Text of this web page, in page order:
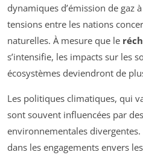
dynamiques d’émission de gaz
tensions entre les nations
naturelles. À mesure que le
s’intensifie, les impacts sur les
écosystèmes deviendront de
Les politiques climatiques, qui
sont souvent influencées par
environnementales
dans les engagements envers